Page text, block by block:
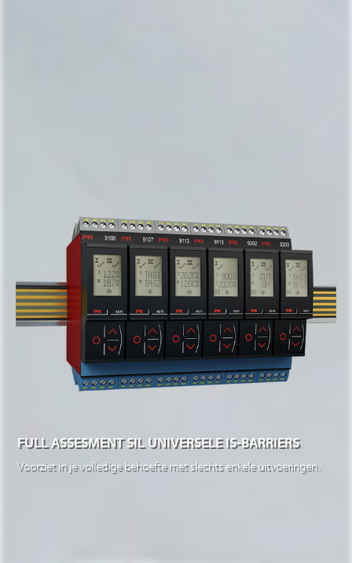
FULL ASSESMENT SIL UNIVERSELE IS-BARRIERS
Voorziet in je volledige behoefte met slechts enkele uitvoeringen.